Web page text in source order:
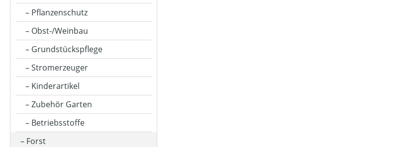
Pflanzenschutz
Obst-/Weinbau
Grundstückspflege
Stromerzeuger
Kinderartikel
Zubehör Garten
Betriebsstoffe
Forst